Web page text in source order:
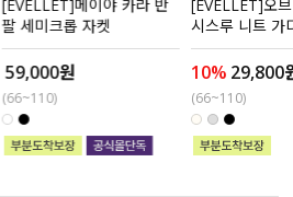
니트
블라우스
[EVELLET]메이야 카라 반
팔 세미크롭 자켓
59,000원
(66~110)
[EVELLET]오
시스루 니트 가
10% 29,800
(66~110)